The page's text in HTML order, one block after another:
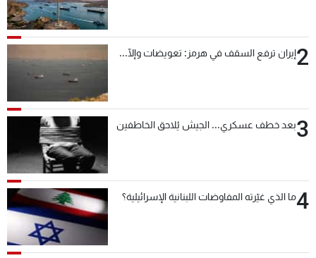
2إيران ترفع السقف في هرمز: تعويضات وإلّا...
3بعد خطف عسكري... الجيش يُلاحق الخاطفين
4ما الذي غيّرته المفاوضات اللبنانية الإسرائيلية؟